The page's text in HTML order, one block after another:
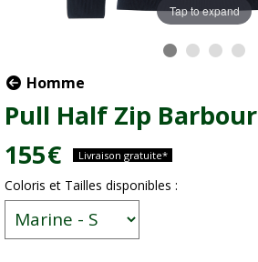
Tap to expand
Homme
Pull Half Zip
155€ Livraison gratuite*
Coloris et Tailles disponibles :